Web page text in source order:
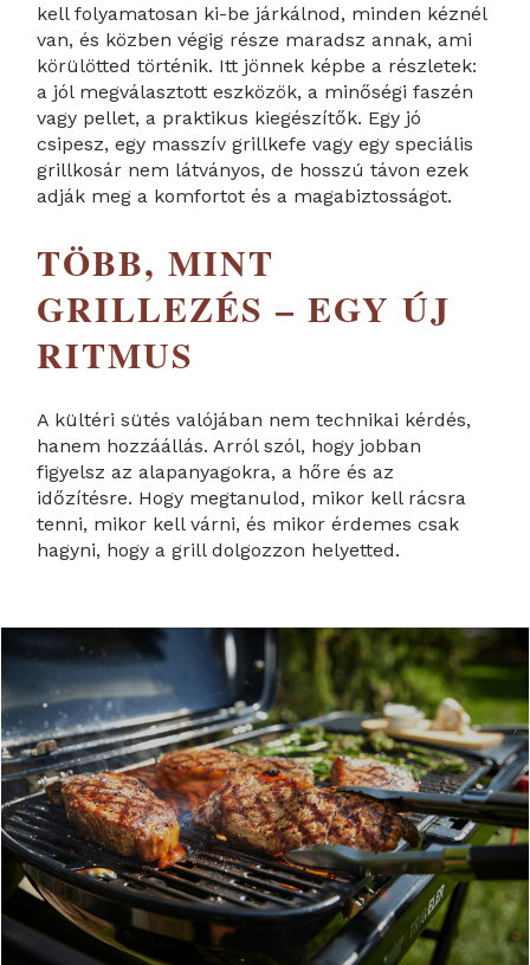
kell folyamatosan ki-be járkálnod, minden kéznél
van, és közben végig része maradsz annak, ami
körülötted történik. Itt jönnek képbe a részletek:
a jól megválasztott eszközök, a minőségi faszén
vagy pellet, a praktikus kiegészítők. Egy jó
csipesz, egy masszív grillkefe vagy egy speciális
grillkosár nem látványos, de hosszú távon ezek
adják meg a komfortot és a magabiztosságot.
TÖBB, MINT
GRILLEZÉS – EGY ÚJ
RITMUS
A kültéri sütés valójában nem technikai kérdés,
hanem hozzáállás. Arról szól, hogy jobban
figyelsz az alapanyagokra, a hőre és az
időzítésre. Hogy megtanulod, mikor kell rácsra
tenni, mikor kell várni, és mikor érdemes csak
hagyni, hogy a grill dolgozzon helyetted.